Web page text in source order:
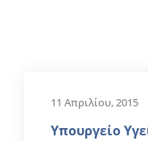
11 Απριλίου, 2015
Υπουργείο